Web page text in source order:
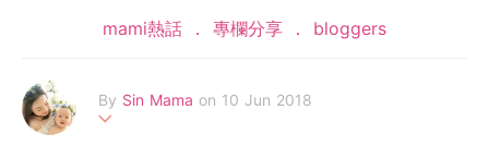
mami熱話 專欄分享 bloggers
By Sin Mama on 10 Jun 2018